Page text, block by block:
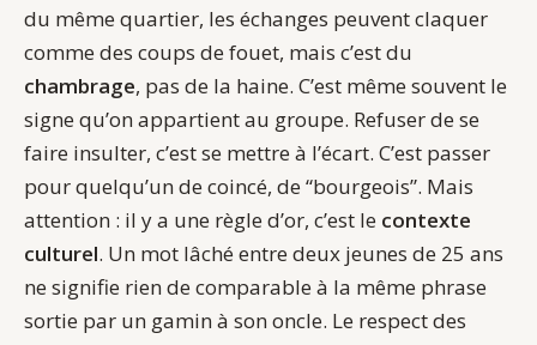
du même quartier, les échanges peuvent claquer
comme des coups de fouet, mais c’est du
chambrage, pas de la haine. C’est même souvent le
signe qu’on appartient au groupe. Refuser de se
faire insulter, c’est se mettre à l’écart. C’est passer
pour quelqu’un de coincé, de “bourgeois”. Mais
attention : il y a une règle d’or, c’est le contexte
culturel. Un mot lâché entre deux jeunes de 25 ans
ne signifie rien de comparable à la même phrase
sortie par un gamin à son oncle. Le respect des